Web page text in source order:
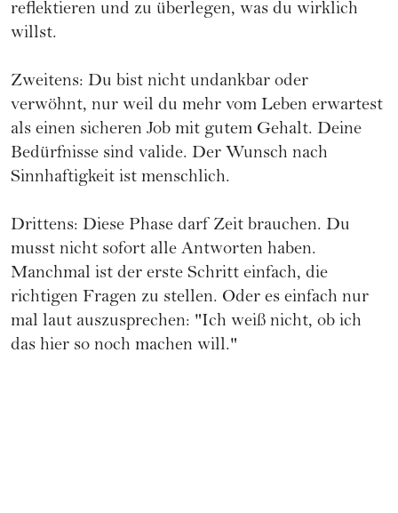
reflektieren und zu überlegen, was du wirklich
willst.
Zweitens: Du bist nicht undankbar oder
verwöhnt, nur weil du mehr vom Leben erwartest
als einen sicheren Job mit gutem Gehalt. Deine
Bedürfnisse sind valide. Der Wunsch nach
Sinnhaftigkeit ist menschlich.
Drittens: Diese Phase darf Zeit brauchen. Du
musst nicht sofort alle Antworten haben.
Manchmal ist der erste Schritt einfach, die
richtigen Fragen zu stellen. Oder es einfach nur
mal laut auszusprechen: "Ich weiß nicht, ob ich
das hier so noch machen will."